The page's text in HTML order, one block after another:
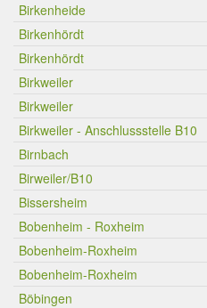
Birkenheide
Birkenhördt
Birkenhördt
Birkweiler
Birkweiler
Birkweiler - Anschlussstelle B10
Birnbach
Birweiler/B10
Bissersheim
Bobenheim - Roxheim
Bobenheim-Roxheim
Bobenheim-Roxheim
Böbingen